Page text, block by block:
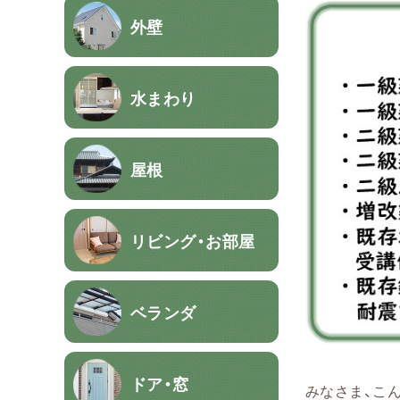
外壁
水まわり
屋根
リビング・お部屋
ベランダ
ドア・窓 みなさま、こ